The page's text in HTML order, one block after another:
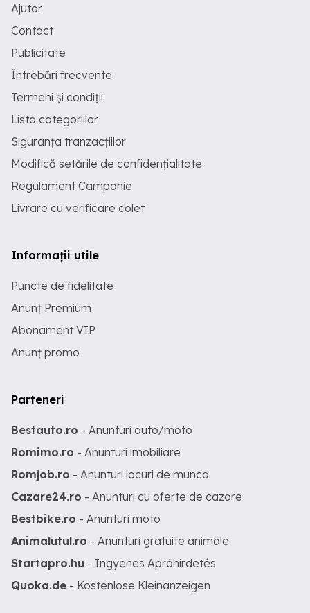
Ajutor
Contact
Publicitate
Întrebări frecvente
Termeni și condiții
Lista categoriilor
Siguranța tranzacțiilor
Modifică setările de confidențialitate
Regulament Campanie
Livrare cu verificare colet
Informații utile
Puncte de fidelitate
Anunț Premium
Abonament VIP
Anunț promo
Parteneri
Bestauto.ro - Anunturi auto/moto
Romimo.ro - Anunturi imobiliare
Romjob.ro - Anunturi locuri de munca
Cazare24.ro - Anunturi cu oferte de cazare
Bestbike.ro - Anunturi moto
Animalutul.ro - Anunturi gratuite animale
Startapro.hu - Ingyenes Apróhirdetés
Quoka.de - Kostenlose Kleinanzeigen